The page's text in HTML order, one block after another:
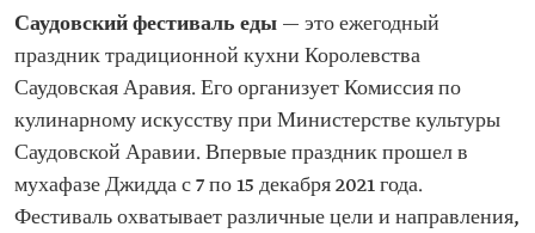
Саудовский фестиваль еды — это ежегодный
праздник традиционной кухни Королевства
Саудовская Аравия. Его организует Комиссия по
кулинарному искусству при Министерстве культуры
Саудовской Аравии. Впервые праздник прошел в
мухафазе Джидда с 7 по 15 декабря 2021 года.
Фестиваль охватывает различные цели и направления,